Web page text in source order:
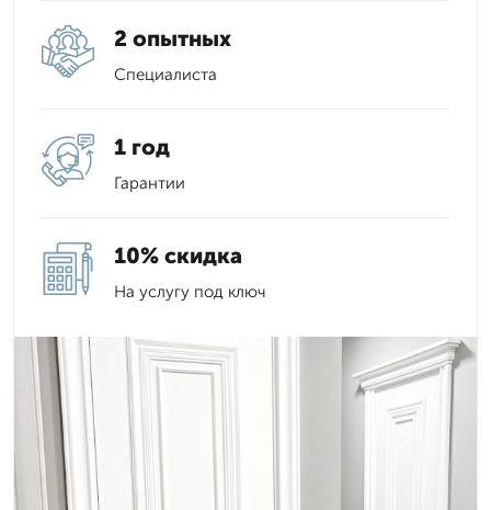
2 опытных
Специалиста
1 год
Гарантии
10% скидка
На услугу под ключ